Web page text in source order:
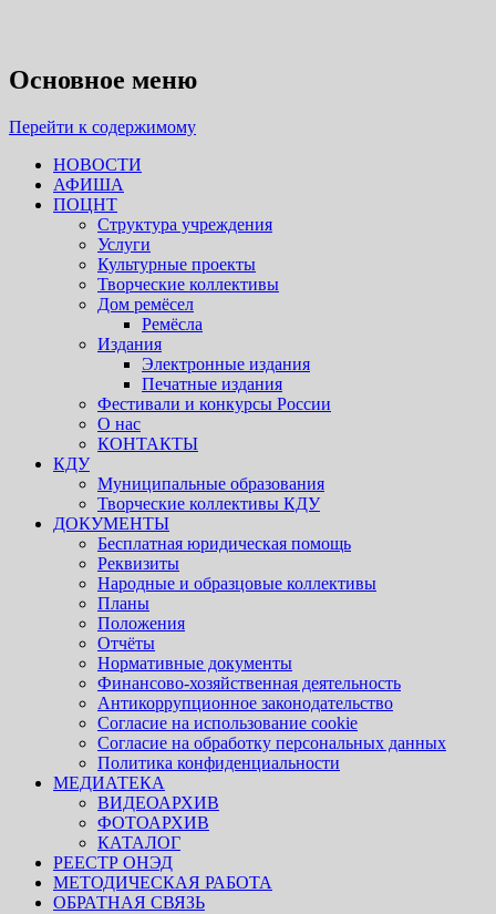
народного творчества
Основное меню
Перейти к содержимому
НОВОСТИ
АФИША
ПОЦНТ
Структура учреждения
Услуги
Культурные проекты
Творческие коллективы
Дом ремёсел
Ремёсла
Издания
Электронные издания
Печатные издания
Фестивали и конкурсы России
О нас
КОНТАКТЫ
КДУ
Муниципальные образования
Творческие коллективы КДУ
ДОКУМЕНТЫ
Бесплатная юридическая помощь
Реквизиты
Народные и образцовые коллективы
Планы
Положения
Отчёты
Нормативные документы
Финансово-хозяйственная деятельность
Антикоррупционное законодательство
Согласие на использование cookie
Согласие на обработку персональных данных
Политика конфиденциальности
МЕДИАТЕКА
ВИДЕОАРХИВ
ФОТОАРХИВ
КАТАЛОГ
РЕЕСТР ОНЭД
МЕТОДИЧЕСКАЯ РАБОТА
ОБРАТНАЯ СВЯЗЬ